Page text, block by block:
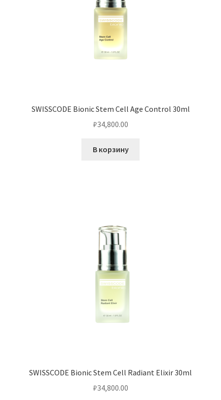
SWISSCODE Bionic Stem Cell Age Control 30ml
₽34,800.00
В корзину
SWISSCODE Bionic Stem Cell Radiant Elixir 30ml
₽34,800.00